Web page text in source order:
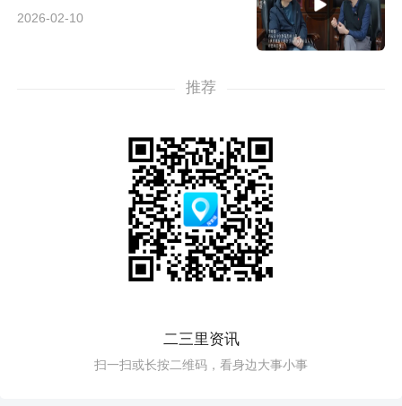
2026-02-10
推荐
二三里资讯
扫一扫或长按二维码，看身边大事小事